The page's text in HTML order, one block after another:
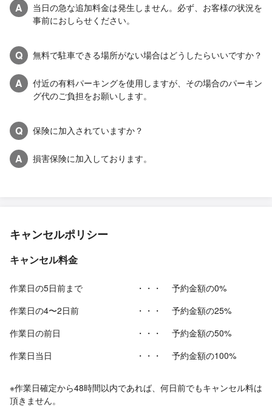
A
当日の急な追加料金は発生しません。必ず、お客様の状況を
事前におしらせください。
Q 無料で駐車できる場所がない場合はどうしたらいいですか？
A
付近の有料パーキングを使用しますが、その場合のパーキン
グ代のご負担をお願いします。
Q 保険に加入されていますか？
A 損害保険に加入しております。
キャンセルポリシー
キャンセル料金
作業日の5日前まで ・・・
予約金額の0%
作業日の4〜2日前
・・・
予約金額の25%
作業日の前日
・・・
予約金額の50%
作業日当日
・・・ 予約金額の100%
※作業日確定から48時間以内であれば、何日前でもキャンセル料は
頂きません。